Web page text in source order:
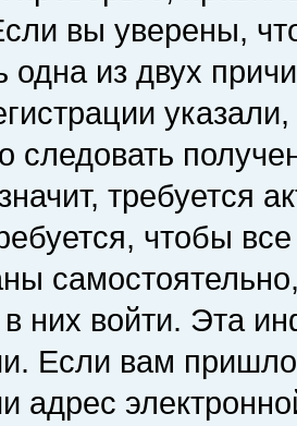
вы уверены,
одна из двух
следовать
требуется
чтобы
в них войти. Эта
Если вам
адрес